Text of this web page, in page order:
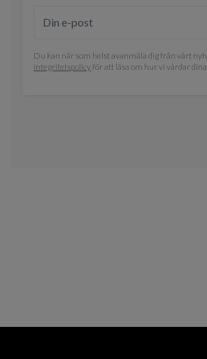
Du kan när som helst avanmäla dig från vårt
integritetspolicyför att läsa om hur vi vårdar